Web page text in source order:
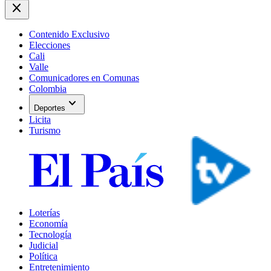
close
Contenido Exclusivo
Elecciones
Cali
Valle
Comunicadores en Comunas
Colombia
Deportes expand_more
Licita
Turismo
Loterías
Economía
Tecnología
Judicial
Política
Entretenimiento